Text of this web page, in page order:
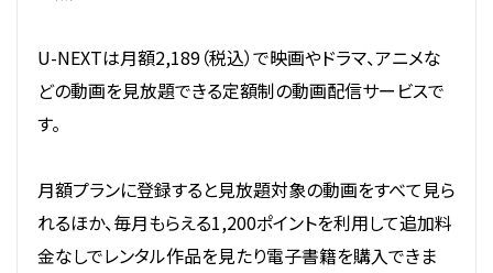
U-NEXTは月額2,189（税込）で映画やドラマ、アニメな
どの動画を見放題できる定額制の動画配信サービスで
す。
月額プランに登録すると見放題対象の動画をすべて見ら
れるほか、毎月もらえる1,200ポイントを利用して追加料
金なしでレンタル作品を見たり電子書籍を購入できま